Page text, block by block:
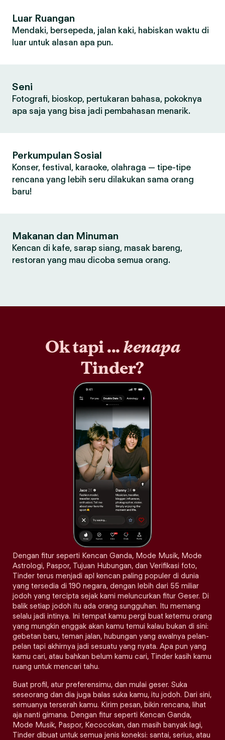
Luar Ruangan
Mendaki, bersepeda, jalan kaki, habiskan waktu di
luar untuk alasan apa pun.
Seni
Fotografi, bioskop, pertukaran bahasa, pokoknya
apa saja yang bisa jadi pembahasan menarik.
Perkumpulan Sosial
Konser, festival, karaoke, olahraga — tipe-tipe
rencana yang lebih seru dilakukan sama orang
baru!
Makanan dan Minuman
Kencan di kafe, sarap siang, masak bareng,
restoran yang mau dicoba semua orang.
Ok tapi ...kenapa
Tinder?
Dengan fitur seperti Kencan Ganda, Mode Musik, Mode
Astrologi, Paspor, Tujuan Hubungan, dan Verifikasi foto,
Tinder terus menjadi apl kencan paling populer di dunia
yang tersedia di 190 negara, dengan lebih dari 55 miliar
jodoh yang tercipta sejak kami meluncurkan fitur Geser. Di
balik setiap jodoh itu ada orang sungguhan. Itu memang
selalu jadi intinya. Ini tempat kamu pergi buat ketemu orang
yang mungkin enggak akan kamu temui kalau bukan di sini:
gebetan baru, teman jalan, hubungan yang awalnya pelan-
pelan tapi akhirnya jadi sesuatu yang nyata. Apa pun yang
kamu cari, atau bahkan belum kamu cari, Tinder kasih kamu
ruang untuk mencari tahu.
Buat profil, atur preferensimu, dan mulai geser. Suka
seseorang dan dia juga balas suka kamu, itu jodoh. Dari sini,
semuanya terserah kamu. Kirim pesan, bikin rencana, lihat
aja nanti gimana. Dengan fitur seperti Kencan Ganda,
Mode Musik, Paspor, Kecocokan, dan masih banyak lagi,
Tinder dibuat untuk semua jenis koneksi: santai, serius, atau